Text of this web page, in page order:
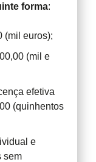
forma:
(mil euros);
(mil e
efetiva
(quinhentos
e
sem